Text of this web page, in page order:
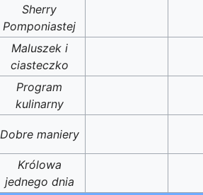
Sherry
Pomponiastej
Maluszek i
ciasteczko
Program
kulinarny
Dobre maniery
Królowa
jednego dnia